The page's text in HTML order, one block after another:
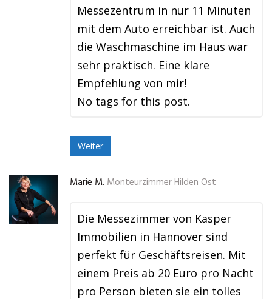
Messezentrum in nur 11 Minuten
mit dem Auto erreichbar ist. Auch
die Waschmaschine im Haus war
sehr praktisch. Eine klare
Empfehlung von mir!
No tags for this post.
Weiter
Marie M. Monteurzimmer Hilden Ost
Die Messezimmer von Kasper
Immobilien in Hannover sind
perfekt für Geschäftsreisen. Mit
einem Preis ab 20 Euro pro Nacht
pro Person bieten sie ein tolles